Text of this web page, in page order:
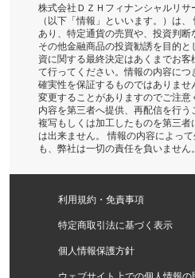
株式会社ＤＺＨフィナンシャルリ
（以下「情報」といいます。）は
あり、特定通貨の売買や、投資判
その他金融商品の投資勧誘を目的
資に関する最終決定はあくまでお
て行ってください。情報の内容につ
確実性を保証するものではありま
変更することがありますのでご注
内容を第三者へ提供、再配信を行う
複写もしくは加工したものを第三者
は出来ません。 情報の内容によっ
も、弊社は一切の責任を負いません。
利用規約・免責事項
特定商取引法に基づく表示
個人情報保護方針